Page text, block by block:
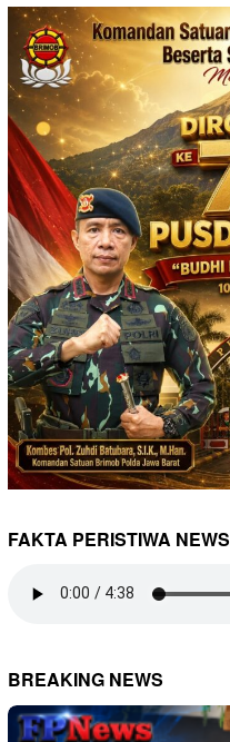
FAKTA PERISTIWA NEWS
BREAKING NEWS